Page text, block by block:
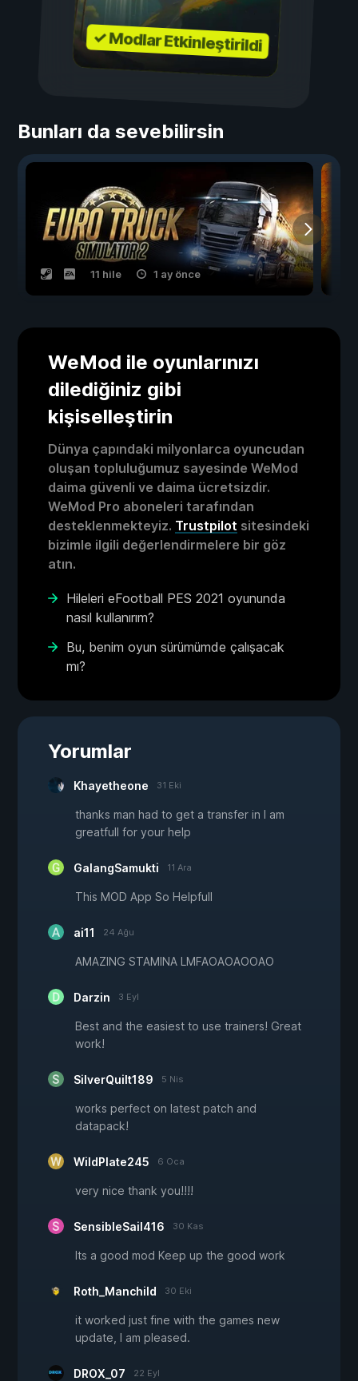
✓ Modlar Etkinleştirildi
Bunları da sevebilirsin
11 hile 1 ay önce
WeMod ile oyunlarınızı
dilediğiniz gibi
kişiselleştirin
Dünya çapındaki milyonlarca oyuncudan
oluşan topluluğumuz sayesinde WeMod
daima güvenli ve daima ücretsizdir.
WeMod Pro aboneleri tarafından
desteklenmekteyiz. Trustpilot sitesindeki
bizimle ilgili değerlendirmelere bir göz
atın.
Hileleri eFootball PES 2021 oyununda
nasıl kullanırım?
Bu, benim oyun sürümümde çalışacak
mı?
Yorumlar
Khayetheone 31 Eki
thanks man had to get a transfer in I am
greatfull for your help
GalangSamukti 11 Ara
This MOD App So Helpfull
ai11 24 Ağu
AMAZING STAMINA LMFAOAOAOOAO
Darzin 3 Eyl
Best and the easiest to use trainers! Great
work!
SilverQuilt189 5 Nis
works perfect on latest patch and
datapack!
WildPlate245 6 Oca
very nice thank you!!!!
SensibleSail416 30 Kas
Its a good mod Keep up the good work
Roth_Manchild 30 Eki
it worked just fine with the games new
update, I am pleased.
DROX_07 22 Eyl